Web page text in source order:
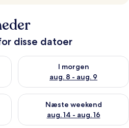
disse datoer
aug. 7 - aug. 8
I morgen
aug. 8 - aug. 9
Tjek tilgængelighed for i
weekend aug. 7 - aug. 9
Næste weekend
aug. 14 - aug. 16
Tjek tilgængelighed for næste